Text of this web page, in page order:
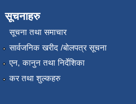
सूचनाहरु
सूचना तथा समाचार
सार्वजनिक खरीद /बोलपत्र सूचना
एन, कानुन तथा निर्देशिका
कर तथा शुल्कहरु